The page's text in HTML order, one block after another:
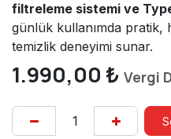
filtreleme sistemi ve
günlük kullanımda pratik,
temizlik deneyimi sunar.
1.990,00 ₺ Vergi